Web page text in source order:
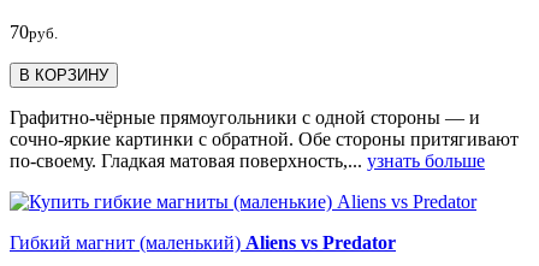
70руб.
В КОРЗИНУ
Графитно-чёрные прямоугольники с одной стороны — и
сочно-яркие картинки с обратной. Обе стороны притягивают
по-своему. Гладкая матовая поверхность,... узнать больше
Гибкий магнит (маленький) Aliens vs Predator